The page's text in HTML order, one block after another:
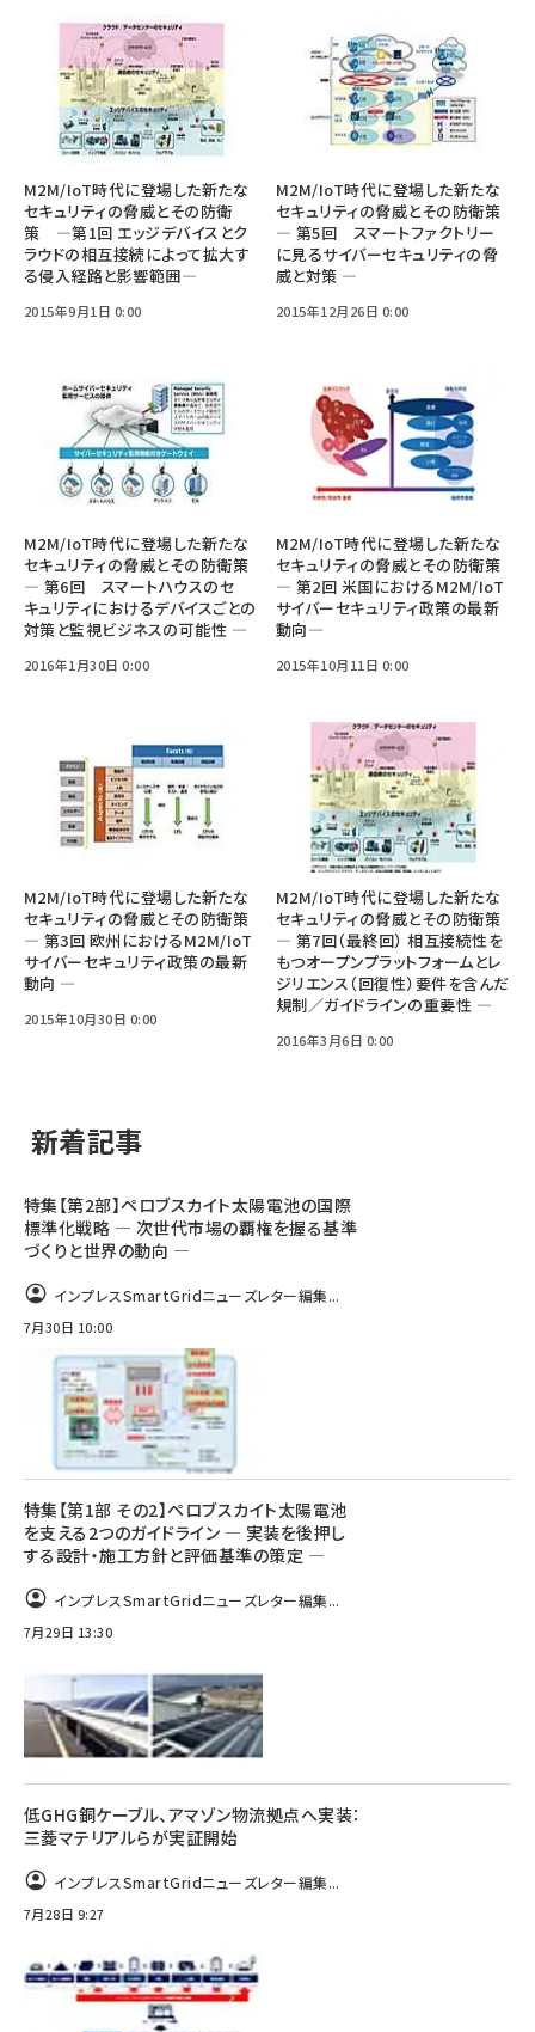
M2M/IoT時代に登場した新たな
セキュリティの脅威とその防衛
策 ―第1回 エッジデバイスとク
ラウドの相互接続によって拡大す
る侵入経路と影響範囲―
2015年9月1日 0:00
M2M/IoT時代に登場した新たな
セキュリティの脅威とその防衛策
― 第5回 スマートファクトリー
に見るサイバーセキュリティの脅
威と対策 ―
2015年12月26日 0:00
M2M/IoT時代に登場した新たな
セキュリティの脅威とその防衛策
― 第6回 スマートハウスのセ
キュリティにおけるデバイスごとの
対策と監視ビジネスの可能性 ―
2016年1月30日 0:00
M2M/IoT時代に登場した新たな
セキュリティの脅威とその防衛策
― 第2回 米国におけるM2M/IoT
サイバーセキュリティ政策の最新
動向―
2015年10月11日 0:00
M2M/IoT時代に登場した新たな
セキュリティの脅威とその防衛策
― 第3回 欧州におけるM2M/IoT
サイバーセキュリティ政策の最新
動向 ―
2015年10月30日 0:00
M2M/IoT時代に登場した新たな
セキュリティの脅威とその防衛策
― 第7回（最終回） 相互接続性を
もつオープンプラットフォームとレ
ジリエンス（回復性）要件を含んだ
規制／ガイドラインの重要性 ―
2016年3月6日 0:00
新着記事
特集【第2部】ペロブスカイト太陽電池の国際
標準化戦略 ― 次世代市場の覇権を握る基準
づくりと世界の動向 ―
インプレスSmartGridニューズレター編集...
7月30日 10:00
特集【第1部 その2】ペロブスカイト太陽電池
を支える2つのガイドライン ― 実装を後押し
する設計・施工方針と評価基準の策定 ―
インプレスSmartGridニューズレター編集...
7月29日 13:30
低GHG銅ケーブル、アマゾン物流拠点へ実装：
三菱マテリアルらが実証開始
インプレスSmartGridニューズレター編集...
7月28日 9:27